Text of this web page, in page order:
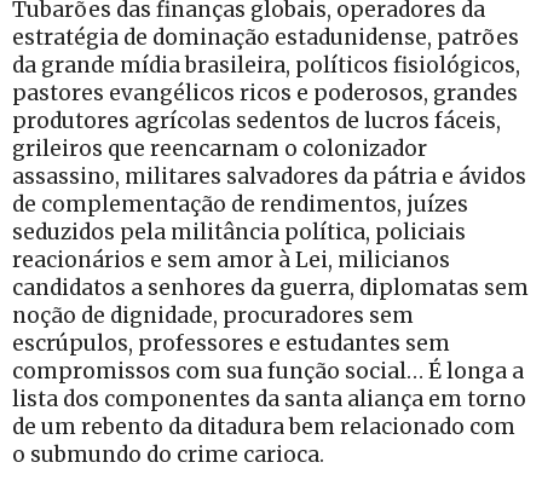
Tubarões das finanças globais, operadores da
estratégia de dominação estadunidense, patrões
da grande mídia brasileira, políticos fisiológicos,
pastores evangélicos ricos e poderosos, grandes
produtores agrícolas sedentos de lucros fáceis,
grileiros que reencarnam o colonizador
assassino, militares salvadores da pátria e ávidos
de complementação de rendimentos, juízes
seduzidos pela militância política, policiais
reacionários e sem amor à Lei, milicianos
candidatos a senhores da guerra, diplomatas sem
noção de dignidade, procuradores sem
escrúpulos, professores e estudantes sem
compromissos com sua função social… É longa a
lista dos componentes da santa aliança em torno
de um rebento da ditadura bem relacionado com
o submundo do crime carioca.